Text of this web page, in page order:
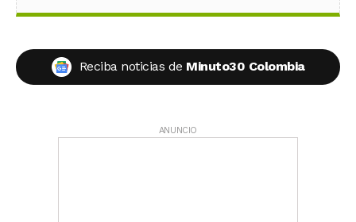
Reciba noticias de Minuto30 Colombia
ANUNCIO